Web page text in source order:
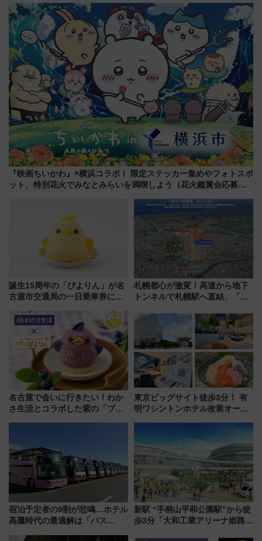
行開始に！ この夏は直通列車で
横浜へ！
業 行き交う電車の音や振動を
感じながら「ととのう」新感覚
『映画ちいかわ』×横浜コラボ！ 限定ステッカー集めやフォトスポ
ット、特別花火でみなとみらいを満喫しよう（花火鑑賞会応募は
誕生15周年の「ぴよりん」が名
古屋市交通局の一日乗車券に！
定1万5000枚】
札幌都心が激変！高速から地下
トンネルで札幌駅へ直結、「創
から本格着工、延長4.8km整備
事業の全貌
名古屋で会いに行きたい！わか
さ生活とコラボした紫の「ブル
東京ビッグサイト徒歩3分！ 有
明ワシントンホテル改装オープ
ュッフェを現地レポ
宿泊予定者の9割が悲鳴…ホテル
高騰時代の最適解は「バス
新駅 “手柄山平和公園駅”から徒
歩3分「大和工業アリーナ姫路」